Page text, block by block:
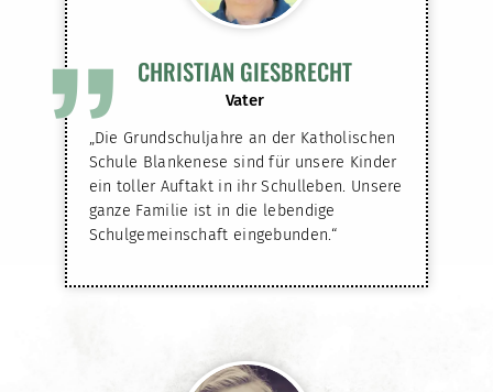
” CHRISTIAN GIESBRECHT
Vater
„Die Grundschuljahre an der Katholischen
Schule Blankenese sind für unsere Kinder
ein toller Auftakt in ihr Schulleben. Unsere
ganze Familie ist in die lebendige
Schulgemeinschaft eingebunden.“